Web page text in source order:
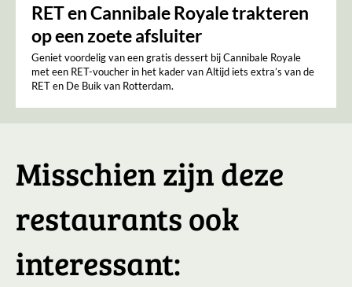
RET en Cannibale Royale trakteren
op een zoete afsluiter
Geniet voordelig van een gratis dessert bij Cannibale Royale
met een RET-voucher in het kader van Altijd iets extra’s van de
RET en De Buik van Rotterdam.
Misschien zijn deze
restaurants ook
interessant: